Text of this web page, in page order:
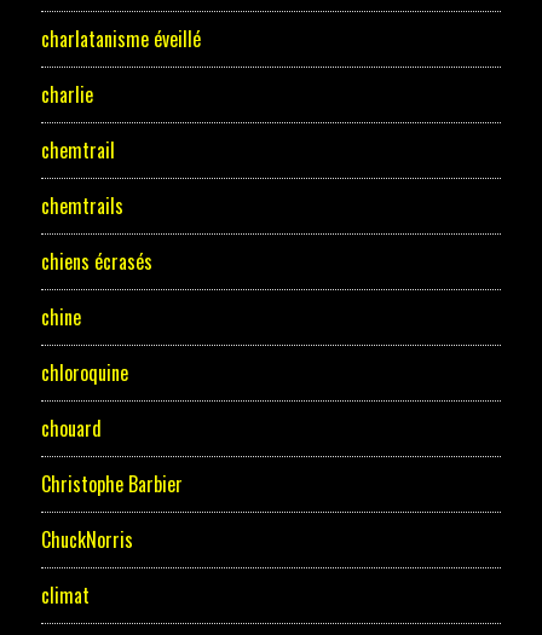
charlatanisme éveillé
charlie
chemtrail
chemtrails
chiens écrasés
chine
chloroquine
chouard
Christophe Barbier
ChuckNorris
climat